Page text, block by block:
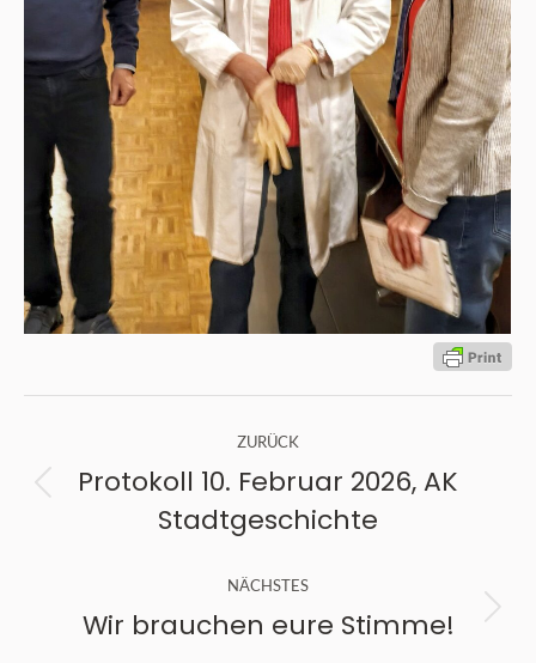
ZURÜCK
Vorheriger
Beitrag:
Protokoll 10. Februar 2026, AK
Stadtgeschichte
NÄCHSTES
Nächster
Wir brauchen eure Stimme!